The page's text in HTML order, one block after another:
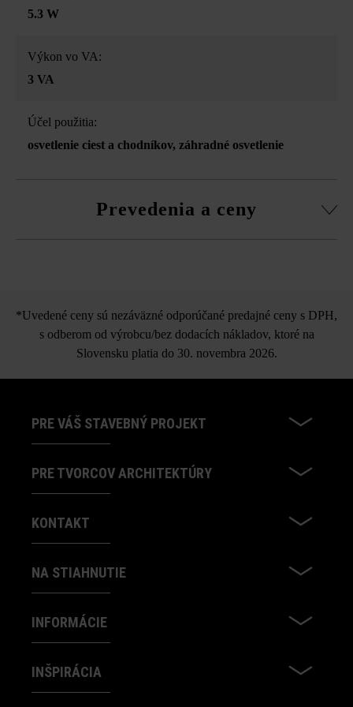
5.3 W
Výkon vo VA:
3 VA
Účel použitia:
osvetlenie ciest a chodníkov, záhradné osvetlenie
Prevedenia a ceny
*Uvedené ceny sú nezáväzné odporúčané predajné ceny s DPH,
s odberom od výrobcu/bez dodacích nákladov, ktoré na
Slovensku platia do 30. novembra 2026.
PRE VÁŠ STAVEBNÝ PROJEKT
PRE TVORCOV ARCHITEKTÚRY
KONTAKT
NA STIAHNUTIE
INFORMÁCIE
INŠPIRÁCIA